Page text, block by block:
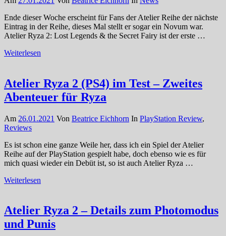
Ende dieser Woche erscheint für Fans der Atelier Reihe der nächste
Eintrag in der Reihe, dieses Mal stellt er sogar ein Novum war.
Atelier Ryza 2: Lost Legends & the Secret Fairy ist der erste …
Weiterlesen
Atelier Ryza 2 (PS4) im Test – Zweites
Abenteuer für Ryza
Am 26.01.2021 Von Beatrice Eichhorn In PlayStation Review,
Reviews
Es ist schon eine ganze Weile her, dass ich ein Spiel der Atelier
Reihe auf der PlayStation gespielt habe, doch ebenso wie es für
mich quasi wieder ein Debüt ist, so ist auch Atelier Ryza …
Weiterlesen
Atelier Ryza 2 – Details zum Photomodus
und Punis